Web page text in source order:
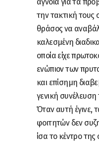
την τακτική τους
θράσος να
καλεσμένη
οποία είχε
ενώπιον των
και επίσημη
γενική
Όταν αυτή έγινε,
φοιτητών δεν
ίσα το κέντρο